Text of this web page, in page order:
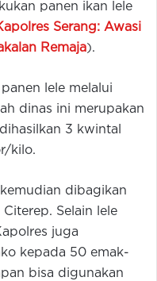
panen ikan lele
Serang: Awasi
Remaja).
lele melalui
dinas ini merupakan
3 kwintal
kilo.
dibagikan
Selain lele
juga
kepada 50 emak-
bisa digunakan